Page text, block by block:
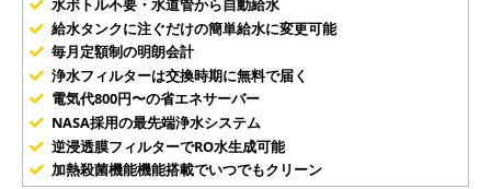
水ボトル不要・水道管から自動給水
給水タンクに注ぐだけの簡単給水に変更可能
毎月定額制の明朗会計
浄水フィルターは交換時期に無料で届く
電気代800円〜の省エネサーバー
NASA採用の最先端浄水システム
逆浸透膜フィルターでRO水生成可能
加熱殺菌機能機能搭載でいつでもクリーン